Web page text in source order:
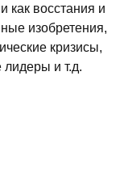
как восстания и
изобретения,
кризисы,
лидеры и т.д.